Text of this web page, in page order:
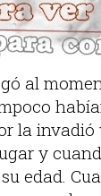
al
la invadió
y
edad.